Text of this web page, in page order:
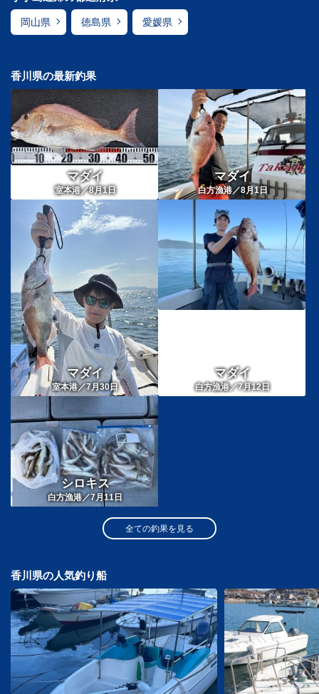
岡山県 徳島県 愛媛県
香川県の最新釣果
マダイ
室本港／8月1日
マダイ
白方漁港／8月1日
マダイ
室本港／7月30日
マダイ
白方漁港／7月12日
シロキス
白方漁港／7月11日
全ての釣果を見る
香川県の人気釣り船